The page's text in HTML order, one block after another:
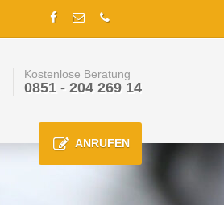
Kostenlose Beratung
0851 - 204 269 14
ANRUFEN